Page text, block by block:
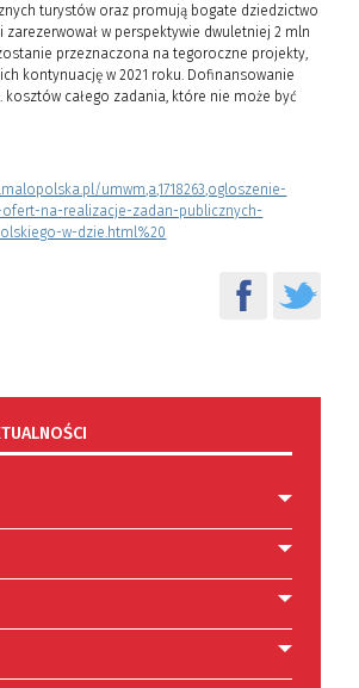
turystów oraz promują bogate dziedzictwo
zarezerwował w perspektywie dwuletniej 2 mln
przeznaczona na tegoroczne projekty,
kontynuację w 2021 roku. Dofinansowanie
kosztów całego zadania, które nie może być
umwm,a,1718263,ogloszenie-
na-realizacje-zadan-publicznych-
w-dzie.html%20